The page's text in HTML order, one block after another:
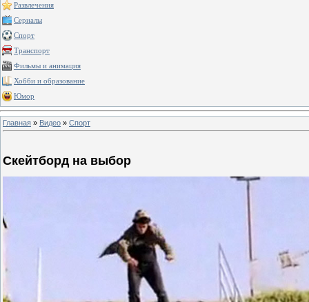
Развлечения
Сериалы
Спорт
Транспорт
Фильмы и анимация
Хобби и образование
Юмор
Главная » Видео » Спорт
Скейтборд на выбор